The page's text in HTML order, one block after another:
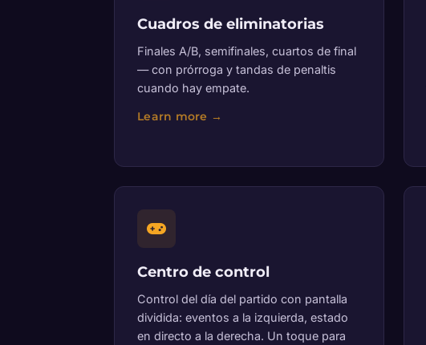
Cuadros de eliminatorias
Finales A/B, semifinales, cuartos de final
— con prórroga y tandas de penaltis
cuando hay empate.
Centro de control
Control del día del partido con pantalla
dividida: eventos a la izquierda, estado
en directo a la derecha. Un toque para